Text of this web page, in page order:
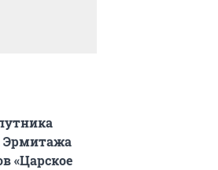
Эрмитажа
«Царское